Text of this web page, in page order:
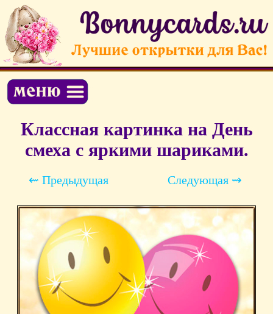
Классная картинка на День
смеха с яркими шариками.
⇜ Предыдущая Следующая ⇝